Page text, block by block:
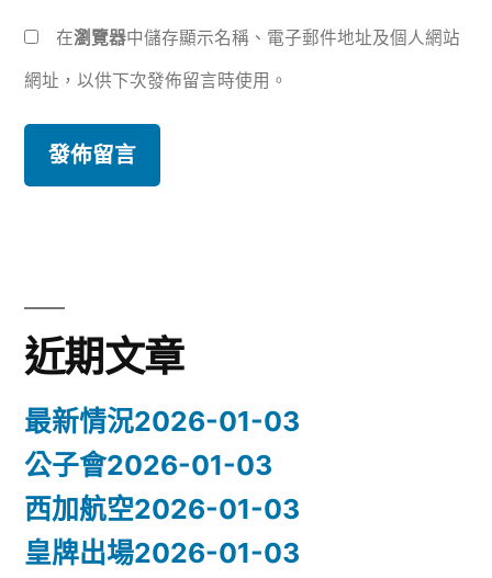
在瀏覽器中儲存顯示名稱、電子郵件地址及個人網站
網址，以供下次發佈留言時使用。
近期文章
最新情況2026-01-03
公子會2026-01-03
西加航空2026-01-03
皇牌出場2026-01-03